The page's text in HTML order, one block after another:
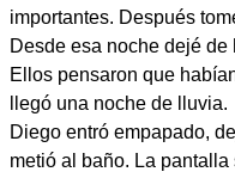
importantes. Después
Desde esa noche dejé de
Ellos pensaron que
llegó una noche de lluvia.
Diego entró empapado,
metió al baño. La